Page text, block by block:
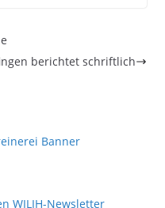
berichtet schriftlich